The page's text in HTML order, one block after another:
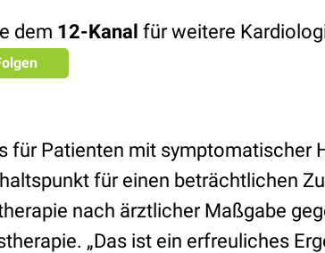
dem 12-Kanal für weitere
für Patienten mit symptomatischer
für einen beträchtlichen
nach ärztlicher Maßgabe
„Das ist ein erfreuliches